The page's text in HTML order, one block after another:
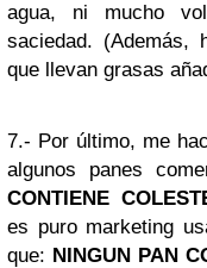
agua, ni mucho
saciedad. (Además,
que llevan grasas
7.- Por último, me
algunos panes
CONTIENE
es puro marketing
que: NINGUN PAN